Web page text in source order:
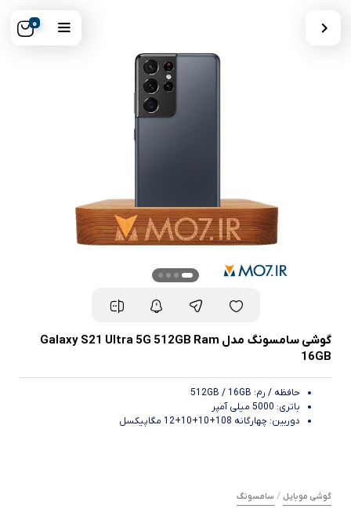
0
گوشی سامسونگ مدل Galaxy S21 Ultra 5G 512GB Ram
16GB
حافظه / رم: 512GB / 16GB
باتری: 5000 میلی آمپر
دوربین: چهارگانه 108+10+10+12 مگاپیکسل
گوشی موبایل / سامسونگ